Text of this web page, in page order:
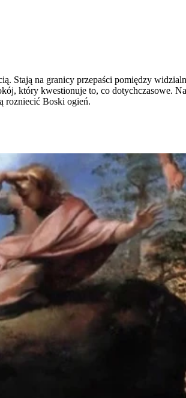
Stają na granicy przepaści pomiędzy
który kwestionuje to, co dotychczasowe.
rozniecić Boski ogień.